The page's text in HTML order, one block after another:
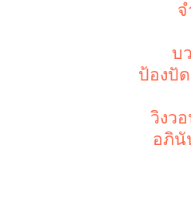
จำเริ
บวงสร
ป้องปัด ขจั
วิงวอน พ
อภินันท์ นิ